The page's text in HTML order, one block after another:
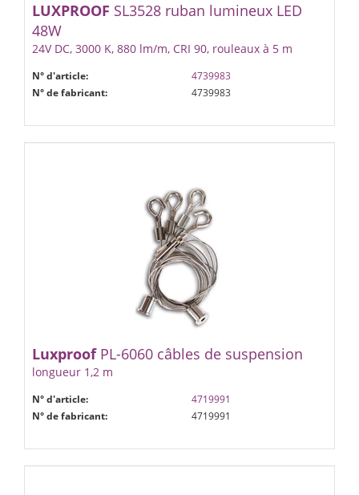
LUXPROOF SL3528 ruban lumineux LED
48W
24V DC, 3000 K, 880 lm/m, CRI 90, rouleaux à 5 m
N° d'article:
4739983
N° de fabricant:
4739983
LuxproofPL-6060 câbles de suspension
longueur 1,2 m
N° d'article:
4719991
N° de fabricant:
4719991